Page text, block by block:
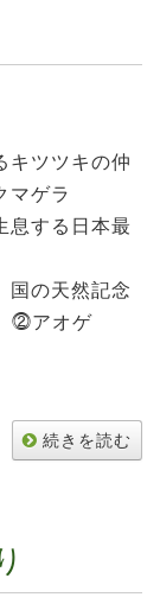
キツツキの仲
クマゲラ
息する日本最
然記念
⓶アオゲ
続きを読む